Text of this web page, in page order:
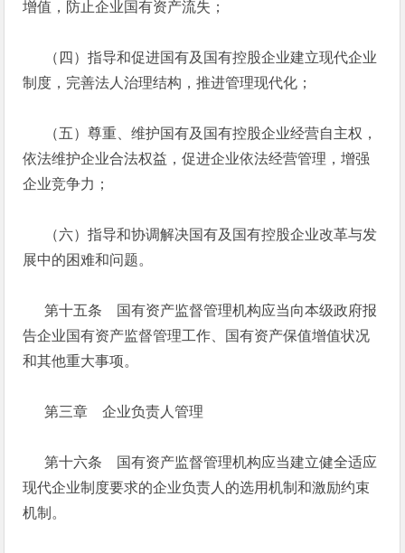
增值，防止企业国有资产流失；
（四）指导和促进国有及国有控股企业建立现代企业
制度，完善法人治理结构，推进管理现代化；
（五）尊重、维护国有及国有控股企业经营自主权，
依法维护企业合法权益，促进企业依法经营管理，增强
企业竞争力；
（六）指导和协调解决国有及国有控股企业改革与发
展中的困难和问题。
第十五条 国有资产监督管理机构应当向本级政府报
告企业国有资产监督管理工作、国有资产保值增值状况
和其他重大事项。
第三章 企业负责人管理
第十六条 国有资产监督管理机构应当建立健全适应
现代企业制度要求的企业负责人的选用机制和激励约束
机制。